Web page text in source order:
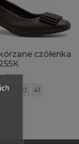
czółenka
R
39 40 41